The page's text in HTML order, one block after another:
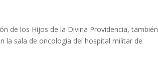
de los Hijos de la Divina Providencia, también
la sala de oncología del hospital militar de